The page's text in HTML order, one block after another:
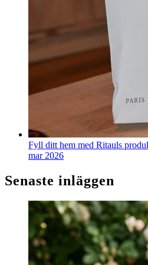
Fyll ditt hem med Ritauls
mar 2026
Senaste inläggen